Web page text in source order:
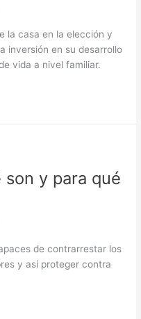
la casa en la elección y
inversión en su desarrollo
vida a nivel familiar.
y para qué
de contrarrestar los
y así proteger contra